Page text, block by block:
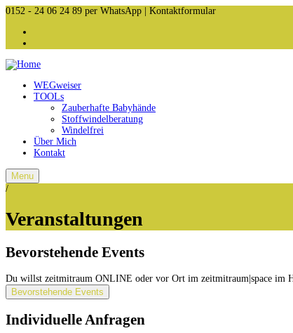
0152 - 24 06 24 89 per WhatsApp | Kontaktformular
WEGweiser
TOOLs
Zauberhafte Babyhände
Stoffwindelberatung
Windelfrei
Über Mich
Kontakt
Menu
/
Veranstaltungen
Bevorstehende Events
Du willst zeitmitraum ONLINE oder vor Ort im zeitmitraum|space im
Bevorstehende Events
Individuelle Anfragen